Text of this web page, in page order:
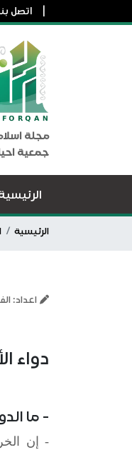
اتصل
مجلة
جمعية
الرئيسية
اعداد:
دواء
- ما
- إن